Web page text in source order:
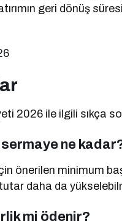
geri dönüş
2026 ile ilgili sıkça
ne
önerilen minimum
daha da
mi ödenir?